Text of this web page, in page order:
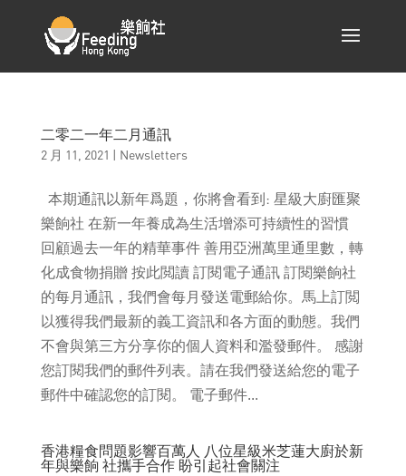
二零二一年二月通訊
2 月 11, 2021 | Newsletters
本期通訊以新年爲題，你將會看到: 星級大廚匯聚
樂餉社 在新一年養成為生活增添可持續性的習慣
回顧過去一年的精華事件 善用亞洲萬里通里數，轉
化成食物捐贈 按此閲讀 訂閱電子通訊 訂閱樂餉社
的每月通訊，我們會每月發送電郵給你。馬上訂閲
以獲得我們最新的義工資訊和各方面的動態。我們
不會與第三方分享你的個人資料和濫發郵件。 感謝
您訂閱我們的郵件列表。請在我們發送給您的電子
郵件中確認您的訂閱。 電子郵件...
香港糧食問題影響百萬人 八位星級米芝蓮大廚於新
年與樂餉 社攜手合作 盼引起社會關注